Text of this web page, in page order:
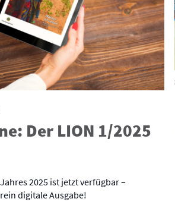
Der LION 1/2025
2025 ist jetzt verfügbar –
digitale Ausgabe!